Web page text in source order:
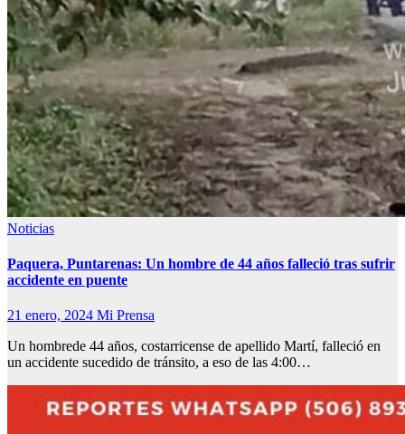
Noticias
Paquera, Puntarenas: Un hombre de 44 años falleció tras sufrir
accidente en puente
21 enero, 2024 Mi Prensa
Un hombrede 44 años, costarricense de apellido Martí, falleció en
un accidente sucedido de tránsito, a eso de las 4:00…